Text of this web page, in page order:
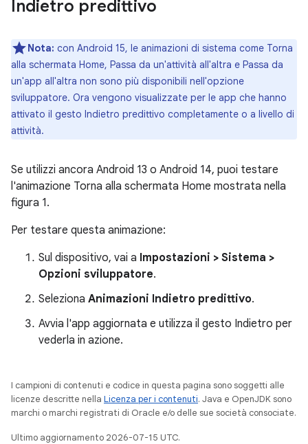
Indietro predittivo
Nota: con Android 15, le animazioni di sistema come Torna
alla schermata Home, Passa da un'attività all'altra e Passa da
un'app all'altra non sono più disponibili nell'opzione
sviluppatore. Ora vengono visualizzate per le app che hanno
attivato il gesto Indietro predittivo completamente o a livello di
attività.
Se utilizzi ancora Android 13 o Android 14, puoi testare
l'animazione Torna alla schermata Home mostrata nella
figura 1.
Per testare questa animazione:
Sul dispositivo, vai a Impostazioni > Sistema >
Opzioni sviluppatore.
Seleziona Animazioni Indietro predittivo.
Avvia l'app aggiornata e utilizza il gesto Indietro per
vederla in azione.
I campioni di contenuti e codice in questa pagina sono soggetti alle
licenze descritte nella Licenza per i contenuti. Java e OpenJDK sono
marchi o marchi registrati di Oracle e/o delle sue società consociate.
Ultimo aggiornamento 2026-07-15 UTC.